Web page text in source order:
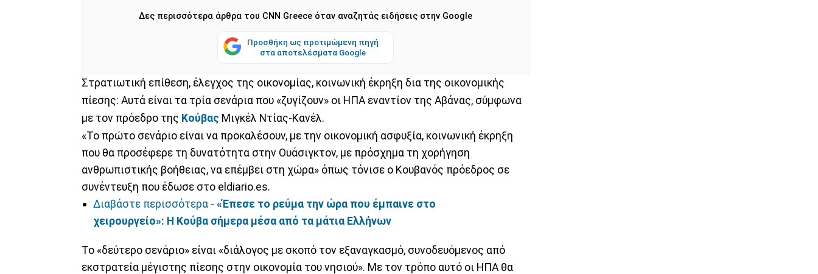
Δες περισσότερα άρθρα του CNN Greece όταν αναζητάς ειδήσεις στην Google
Προσθήκη ως προτιμώμενη πηγή
στα αποτελέσματα Google
Στρατιωτική επίθεση, έλεγχος της οικονομίας, κοινωνική έκρηξη δια της οικονομικής
πίεσης: Αυτά είναι τα τρία σενάρια που «ζυγίζουν» οι ΗΠΑ εναντίον της Αβάνας, σύμφωνα
με τον πρόεδρο της Κούβας Μιγκέλ Ντίας-Κανέλ.
«Το πρώτο σενάριο είναι να προκαλέσουν, με την οικονομική ασφυξία, κοινωνική έκρηξη
που θα προσέφερε τη δυνατότητα στην Ουάσιγκτον, με πρόσχημα τη χορήγηση
ανθρωπιστικής βοήθειας, να επέμβει στη χώρα» όπως τόνισε ο Κουβανός πρόεδρος σε
συνέντευξη που έδωσε στο eldiario.es.
Διαβάστε περισσότερα - «Έπεσε το ρεύμα την ώρα που έμπαινε στο
χειρουργείο»: Η Κούβα σήμερα μέσα από τα μάτια Ελλήνων
Το «δεύτερο σενάριο» είναι «διάλογος με σκοπό τον εξαναγκασμό, συνοδευόμενος από
εκστρατεία μέγιστης πίεσης στην οικονομία του νησιού». Με τον τρόπο αυτό οι ΗΠΑ θα